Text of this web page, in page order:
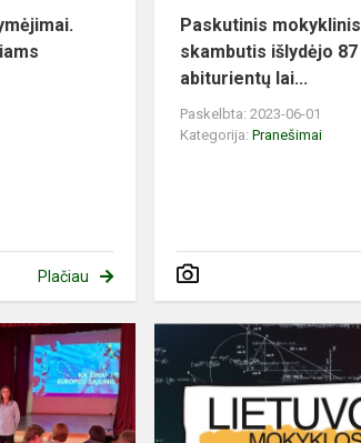
Plačiau
Paskutinis mokyklinis
skambutis išlydėjo 87
abiturientų lai...
Paskelbta: 2023-06-01
Kategorija:Pranešimai